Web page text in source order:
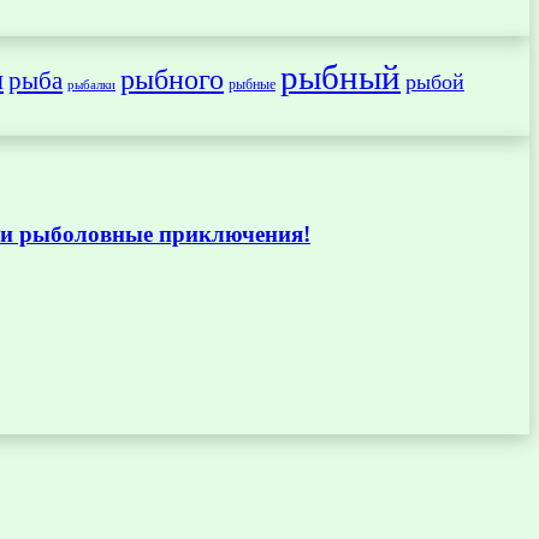
рыба рыбалки рыбного рыбные рыбный рыбой
рыболовные приключения!